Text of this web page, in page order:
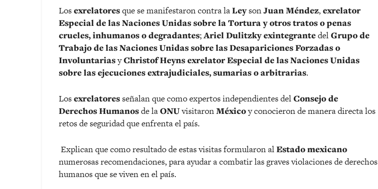
Losexrelatoresque se manifestaron contra laLeysonJuan Méndez,exrelator
Especial de las Naciones Unidas sobre la Tortura y otros tratos o penas
crueles, inhumanos o degradantes;Ariel Dulitzky exintegrantedelGrupo de
Trabajo de las Naciones Unidas sobre las Desapariciones Forzadas o
InvoluntariasyChristof Heyns exrelator Especial de las Naciones Unidas
sobre las ejecuciones extrajudiciales, sumarias o arbitrarias.
Losexrelatoresseñalan que como expertos independientes delConsejo de
Derechos Humanosde laONUvisitaronMéxicoy conocieron de manera directa los
retos de seguridad que enfrenta el país.
Explican que como resultado de estas visitas formularon alEstado mexicano
numerosas recomendaciones, para ayudar a combatir las graves violaciones de derechos
humanos que se viven en el país.